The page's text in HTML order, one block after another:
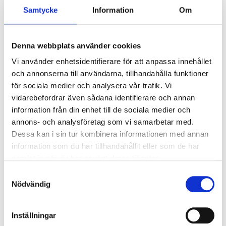
Samtycke Information Om
Denna webbplats använder cookies
Vi använder enhetsidentifierare för att anpassa innehållet
och annonserna till användarna, tillhandahålla funktioner
för sociala medier och analysera vår trafik. Vi
vidarebefordrar även sådana identifierare och annan
information från din enhet till de sociala medier och
annons- och analysföretag som vi samarbetar med.
Dessa kan i sin tur kombinera informationen med annan
information som du har tillhandahållit eller som de har
Nödvändig
Inställningar
Låskista:
Ingår med nyckel
Gångjärn:
Snap-in
Dörrtjocklek:
40mm
Glas::
4 mm härdat klarglas
Hängning (höger/vänster) behöver inte bestämmas i
förväg eftersom insticksgångjärnen är symmetriska och
du kan vända låskolven med ett enkelt handgrepp.
Måttet du väljer vid beställning är
(BxH) och